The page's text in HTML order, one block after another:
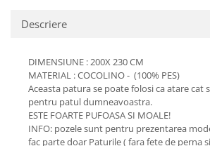
Descriere
DIMENSIUNE : 200X 230 CM
MATERIAL : COCOLINO - (100% PES)
Aceasta patura se poate folosi ca atare cat
pentru patul dumneavoastra.
ESTE FOARTE PUFOASA SI MOALE!
INFO: pozele sunt pentru prezentarea
fac parte doar Paturile ( fara fete de perna